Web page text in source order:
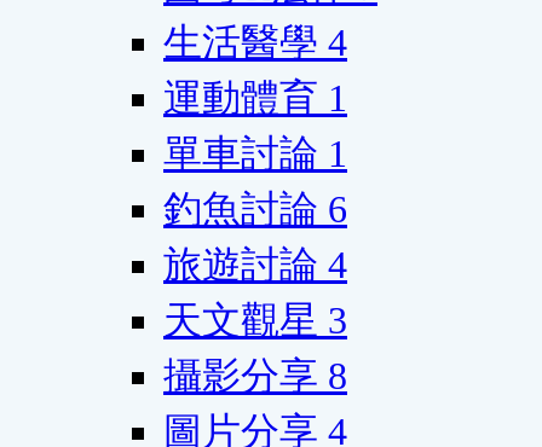
生活醫學 4
運動體育 1
單車討論 1
釣魚討論 6
旅遊討論 4
天文觀星 3
攝影分享 8
圖片分享 4